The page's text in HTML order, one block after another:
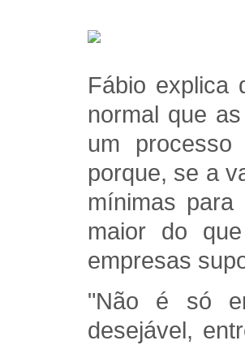
Fábio explica
normal que
um
porque, se a
mínimas
maior do
empresas
"Não é só
desejável,